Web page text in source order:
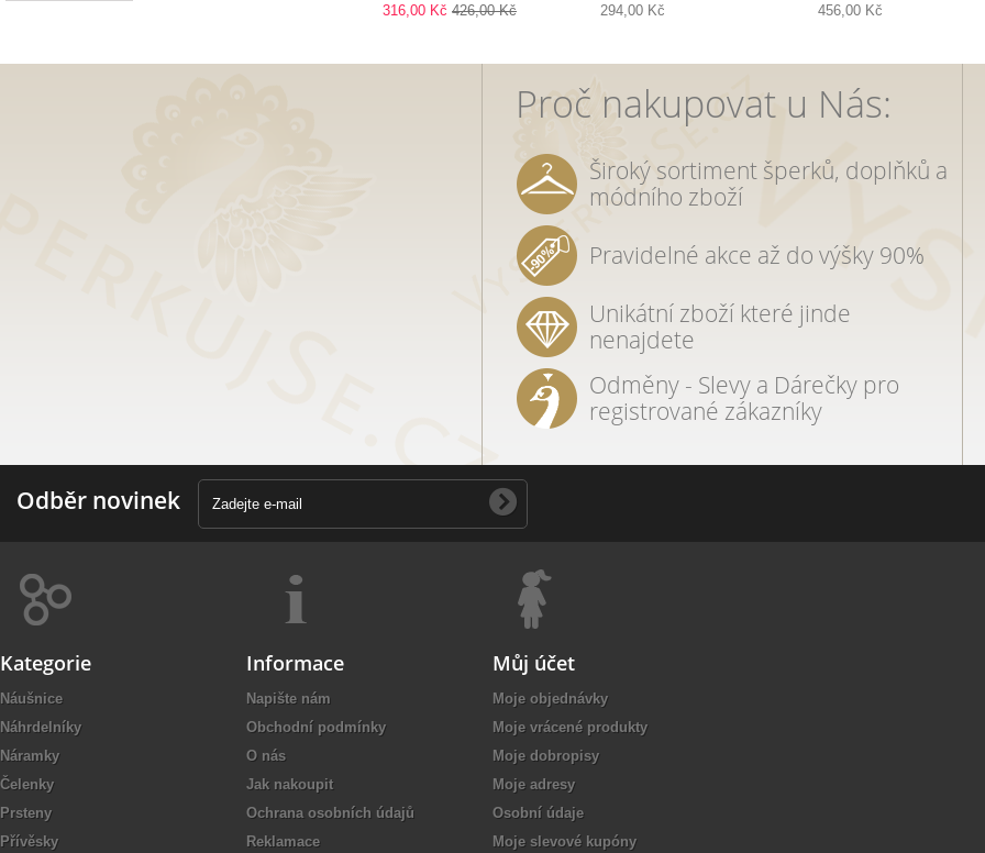
316,00 Kč 426,00 Kč 294,00 Kč 456,00 Kč
Proč nakupovat u Nás:
Široký sortiment šperků, doplňků a
módního zboží
Pravidelné akce až do výšky 90%
Unikátní zboží které jinde
nenajdete
Odměny - Slevy a Dárečky pro
registrované zákazníky
Odběr novinek
Kategorie
Náušnice
Náhrdelníky
Náramky
Čelenky
Prsteny
Přívěsky
Informace
Napište nám
Obchodní podmínky
O nás
Jak nakoupit
Ochrana osobních údajů
Reklamace
Můj účet
Moje objednávky
Moje vrácené produkty
Moje dobropisy
Moje adresy
Osobní údaje
Moje slevové kupóny